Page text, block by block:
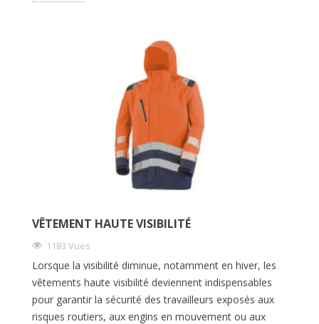
VÊTEMENT HAUTE VISIBILITÉ
1183 Vues
Lorsque la visibilité diminue, notamment en hiver, les
vêtements haute visibilité deviennent indispensables
pour garantir la sécurité des travailleurs exposés aux
risques routiers, aux engins en mouvement ou aux